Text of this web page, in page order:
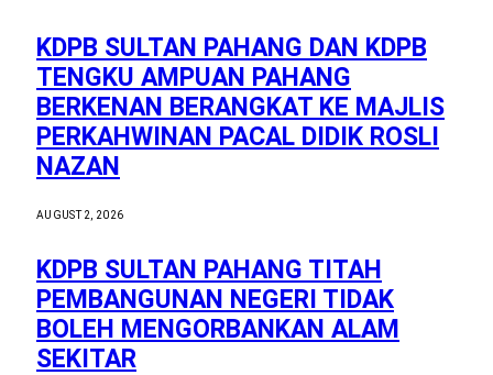
KDPB SULTAN PAHANG DAN KDPB
TENGKU AMPUAN PAHANG
BERKENAN BERANGKAT KE MAJLIS
PERKAHWINAN PACAL DIDIK ROSLI
NAZAN
AUGUST 2, 2026
KDPB SULTAN PAHANG TITAH
PEMBANGUNAN NEGERI TIDAK
BOLEH MENGORBANKAN ALAM
SEKITAR